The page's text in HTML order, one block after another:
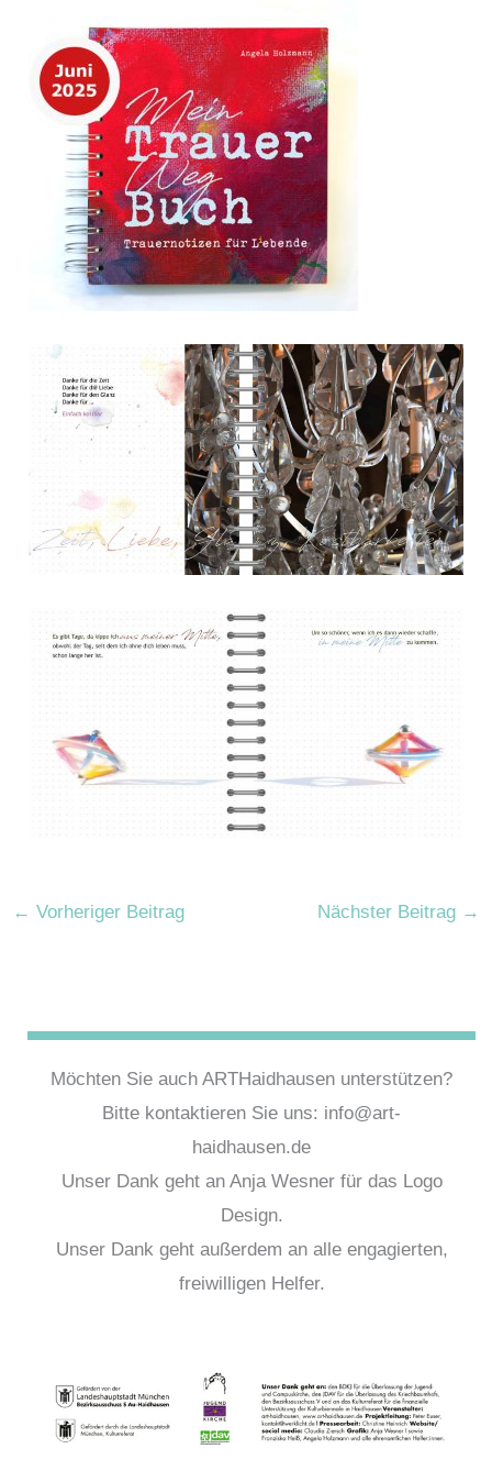
← Vorheriger Beitrag Nächster Beitrag →
Möchten Sie auch ARTHaidhausen unterstützen?
Bitte kontaktieren Sie uns: info@art-
haidhausen.de
Unser Dank geht an Anja Wesner für das Logo
Design.
Unser Dank geht außerdem an alle engagierten,
freiwilligen Helfer.